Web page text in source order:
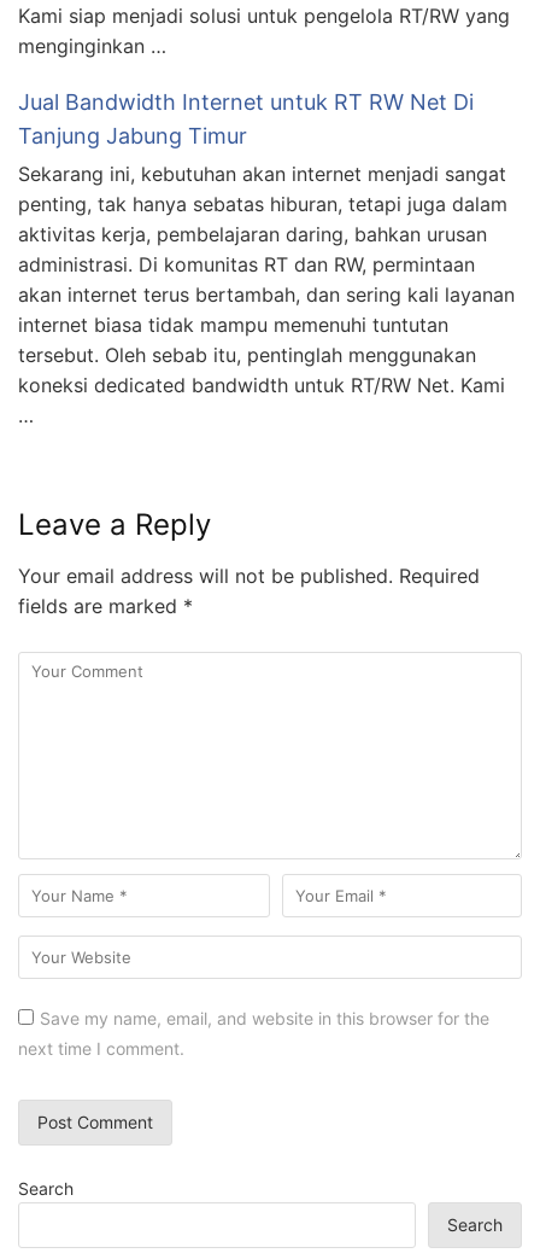
Kami siap menjadi solusi untuk pengelola RT/RW yang
menginginkan …
Jual Bandwidth Internet untuk RT RW Net Di
Tanjung Jabung Timur
Sekarang ini, kebutuhan akan internet menjadi sangat
penting, tak hanya sebatas hiburan, tetapi juga dalam
aktivitas kerja, pembelajaran daring, bahkan urusan
administrasi. Di komunitas RT dan RW, permintaan
akan internet terus bertambah, dan sering kali layanan
internet biasa tidak mampu memenuhi tuntutan
tersebut. Oleh sebab itu, pentinglah menggunakan
koneksi dedicated bandwidth untuk RT/RW Net. Kami
…
Leave a Reply
Your email address will not be published. Required
fields are marked *
Save my name, email, and website in this browser for the
next time I comment.
Search
Search